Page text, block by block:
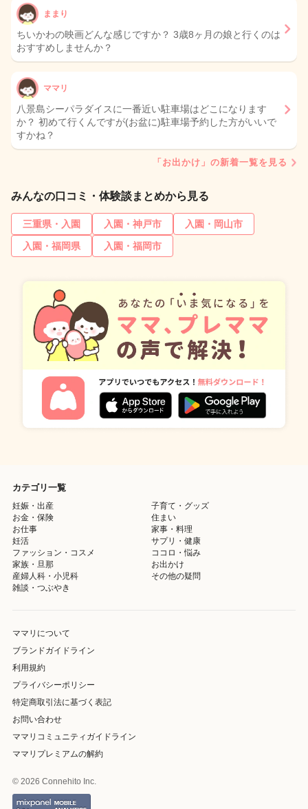
ままり
ちいかわの映画どんな感じですか？ 3歳8ヶ月の娘と行くのは
おすすめしませんか？
ママリ
八景島シーパラダイスに一番近い駐車場はどこになります
か？ 初めて行くんですが(お盆に)駐車場予約した方がいいで
すかね？
「お出かけ」の新着一覧を見る
みんなの口コミ・体験談まとめから見る
三重県・入園 入園・神戸市
入園・岡山市
入園・福岡県
入園・福岡市
カテゴリ一覧
妊娠・出産
子育て・グッズ
お金・保険
住まい
お仕事
家事・料理
妊活
サプリ・健康
ファッション・コスメ
ココロ・悩み
家族・旦那
お出かけ
産婦人科・小児科
その他の疑問
雑談・つぶやき
ママリについて
ブランドガイドライン
利用規約
プライバシーポリシー
特定商取引法に基づく表記
お問い合わせ
ママリコミュニティガイドライン
ママリプレミアムの解約
© 2026 Connehito Inc.